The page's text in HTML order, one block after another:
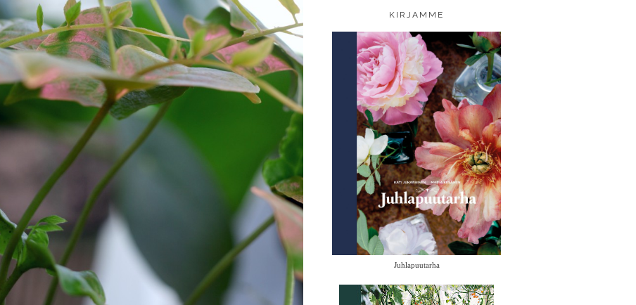
KIRJAMME
Juhlapuutarha